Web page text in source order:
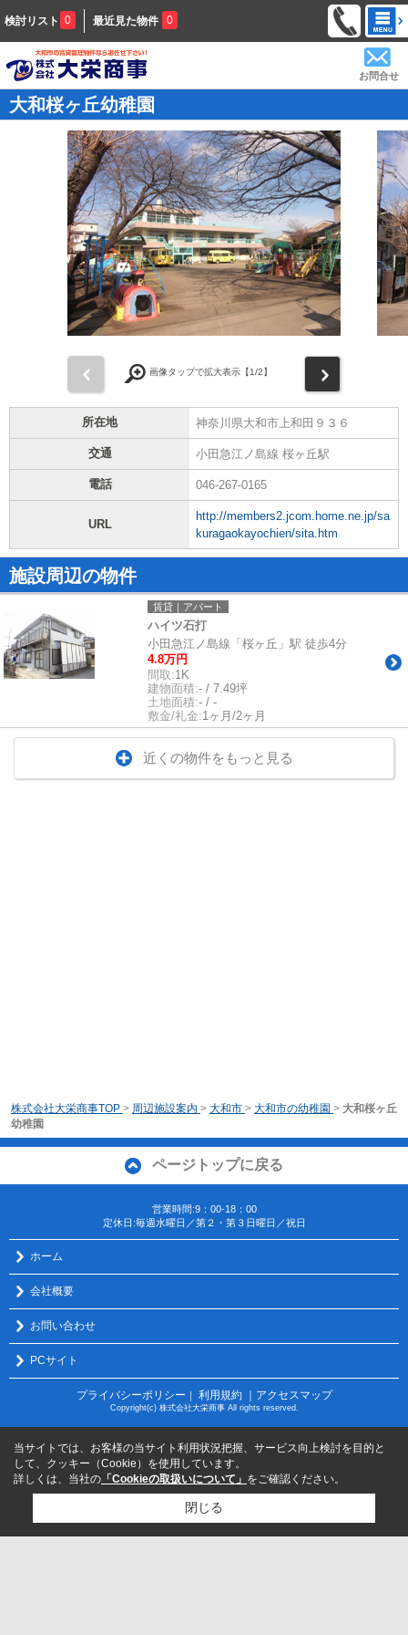
検討リスト 0 最近見た物件 0
お問合せ
大和桜ヶ丘幼稚園
画像タップで拡大表示【1/2】
所在地 神奈川県大和市上和田９３６
交通 小田急江ノ島線 桜ヶ丘駅
電話 046-267-0165
URL
http://members2.jcom.home.ne.jp/sa
kuragaokayochien/sita.htm
施設周辺の物件
賃貸｜アパート
ハイツ石打
小田急江ノ島線「桜ヶ丘」駅 徒歩4分
4.8万円
間取:1K
建物面積:- / 7.49坪
土地面積:- / -
敷金/礼金:1ヶ月/2ヶ月
近くの物件をもっと見る
株式会社大栄商事TOP > 周辺施設案内 > 大和市 > 大和市の幼稚園 > 大和桜ヶ丘
幼稚園
ページトップに戻る
営業時間:9：00-18：00
定休日:毎週水曜日／第２・第３日曜日／祝日
ホーム
会社概要
お問い合わせ
PCサイト
プライバシーポリシー ｜ 利用規約 ｜アクセスマップ
Copyright(c) 株式会社大栄商事 All rights reserved.
当サイトでは、お客様の当サイト利用状況把握、サービス向上検討を目的と
して、クッキー（Cookie）を使用しています。
詳しくは、当社の 「Cookieの取扱いについて」 をご確認ください。
閉じる